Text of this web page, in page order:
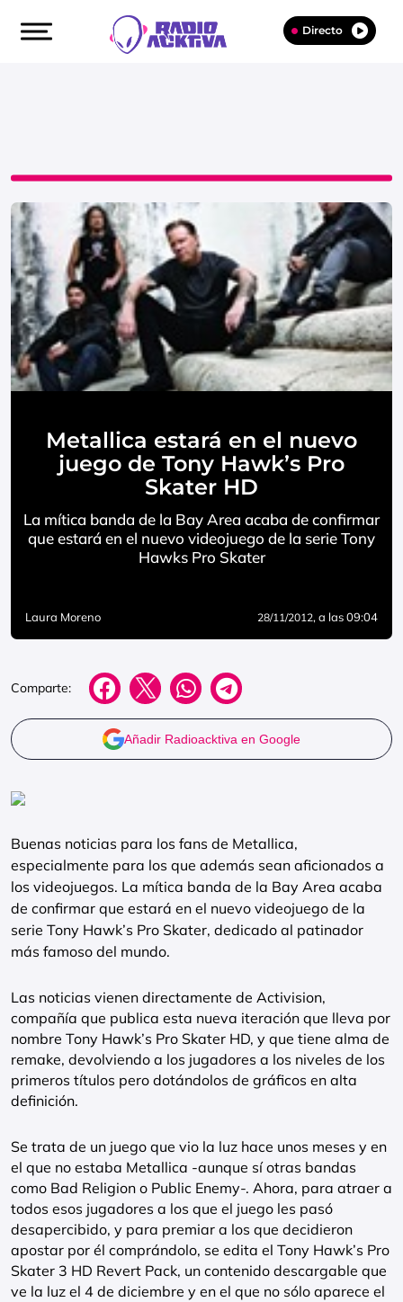
Directo
Metallica estará en el nuevo
juego de Tony Hawk’s Pro
Skater HD
La mítica banda de la Bay Area acaba de confirmar
que estará en el nuevo videojuego de la serie Tony
Hawks Pro Skater
Laura Moreno 28/11/2012, a las 09:04
Comparte:
Añadir Radioacktiva en Google
Buenas noticias para los fans de Metallica,
especialmente para los que además sean aficionados a
los videojuegos. La mítica banda de la Bay Area acaba
de confirmar que estará en el nuevo videojuego de la
serie Tony Hawk’s Pro Skater, dedicado al patinador
más famoso del mundo.
Las noticias vienen directamente de Activision,
compañía que publica esta nueva iteración que lleva por
nombre Tony Hawk’s Pro Skater HD, y que tiene alma de
remake, devolviendo a los jugadores a los niveles de los
primeros títulos pero dotándolos de gráficos en alta
definición.
Se trata de un juego que vio la luz hace unos meses y en
el que no estaba Metallica -aunque sí otras bandas
como Bad Religion o Public Enemy-. Ahora, para atraer a
todos esos jugadores a los que el juego les pasó
desapercibido, y para premiar a los que decidieron
apostar por él comprándolo, se edita el Tony Hawk’s Pro
Skater 3 HD Revert Pack, un contenido descargable que
ve la luz el 4 de diciembre y en el que no sólo aparece el